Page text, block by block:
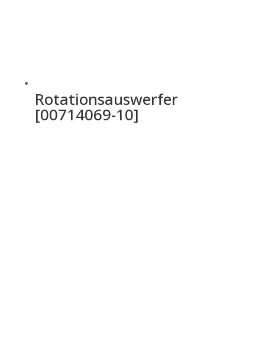
Rotationsauswerfer
[00714069-10]